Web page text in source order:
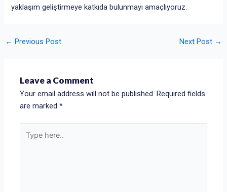
yaklaşım geliştirmeye katkıda bulunmayı amaçlıyoruz.
← Previous Post Next Post →
Leave a Comment
Your email address will not be published. Required fields
are marked*
here..